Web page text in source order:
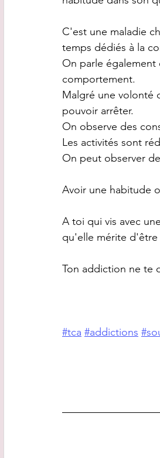
C'est une maladie
temps dédiés à la
On parle également
comportement.
Malgré une volonté
pouvoir arrêter.
On observe des
Les activités sont
On peut observer
Avoir une habitude
A toi qui vis avec
qu'elle mérite d'être
Ton addiction ne te
#tca #addictions